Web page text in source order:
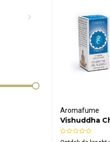
Aromafume
Vishuddha
essentiële